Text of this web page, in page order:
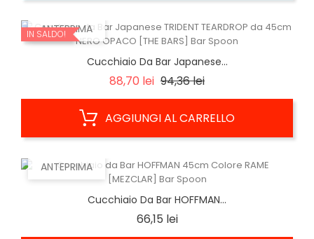
ANTEPRIMA
IN SALDO!
Cucchiaio Da Bar Japanese...
88,70 lei Prezzo
94,36 leiPrezzo
AGGIUNGI AL CARRELLO
ANTEPRIMA
Cucchiaio Da Bar HOFFMAN...
66,15 leiPrezzo